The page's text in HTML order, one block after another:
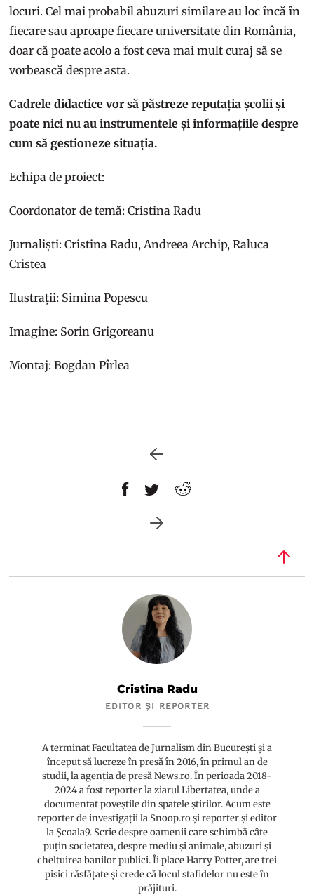
locuri. Cel mai probabil abuzuri similare au loc încă în
fiecare sau aproape fiecare universitate din România,
doar că poate acolo a fost ceva mai mult curaj să se
vorbească despre asta.
Cadrele didactice vor să păstreze reputația școlii și
poate nici nu au instrumentele și informațiile despre
cum să gestioneze situația.
Echipa de proiect:
Coordonator de temă: Cristina Radu
Jurnaliști: Cristina Radu, Andreea Archip, Raluca
Cristea
Ilustrații: Simina Popescu
Imagine: Sorin Grigoreanu
Montaj: Bogdan Pîrlea
Cristina Radu
EDITOR ȘI REPORTER
A terminat Facultatea de Jurnalism din București și a
început să lucreze în presă în 2016, în primul an de
studii, la agenția de presă News.ro. În perioada 2018-
2024 a fost reporter la ziarul Libertatea, unde a
documentat poveștile din spatele știrilor. Acum este
reporter de investigații la Snoop.ro și reporter și editor
la Școala9. Scrie despre oamenii care schimbă câte
puțin societatea, despre mediu și animale, abuzuri și
cheltuirea banilor publici. Îi place Harry Potter, are trei
pisici răsfățate și crede că locul stafidelor nu este în
prăjituri.